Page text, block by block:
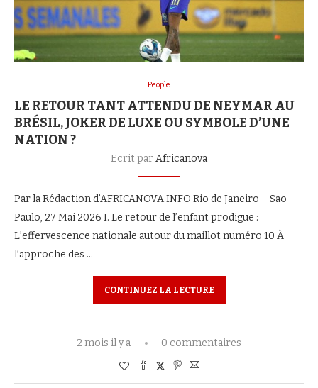
People
LE RETOUR TANT ATTENDU DE NEYMAR AU
BRÉSIL, JOKER DE LUXE OU SYMBOLE D’UNE
NATION ?
Ecrit parAfricanova
Par la Rédaction d’AFRICANOVA.INFO Rio de Janeiro – Sao
Paulo, 27 Mai 2026 I. Le retour de l’enfant prodigue :
L’effervescence nationale autour du maillot numéro 10 À
l’approche des …
CONTINUEZ LA LECTURE
2 mois il y a 0 commentaires